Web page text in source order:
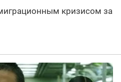
кризисом за